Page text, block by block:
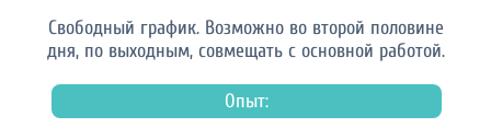
Свободный график. Возможно во второй половине
дня, по выходным, совмещать с основной работой.
Опыт: